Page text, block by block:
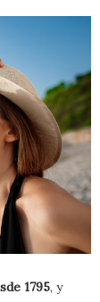
1795, y